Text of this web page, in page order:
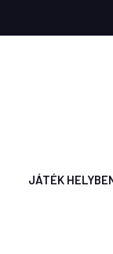
JÁTÉK